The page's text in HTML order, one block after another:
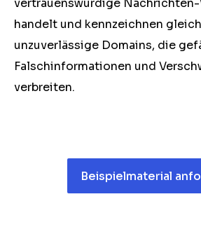
vertrauenswürdige
handelt und kennzeichnen
unzuverlässige Domains, die
Falschinformationen und
verbreiten.
Beispielmaterial